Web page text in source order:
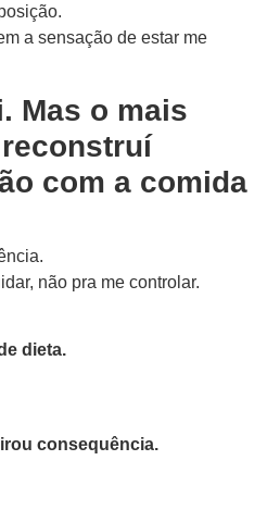
a sensação de estar me
Mas o mais
com a comida
não pra me controlar.
dieta.
consequência.